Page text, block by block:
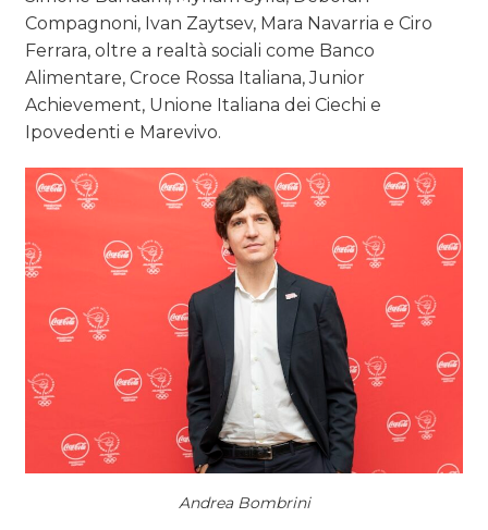
Compagnoni, Ivan Zaytsev, Mara Navarria e Ciro
Ferrara, oltre a realtà sociali come Banco
Alimentare, Croce Rossa Italiana, Junior
Achievement, Unione Italiana dei Ciechi e
Ipovedenti e Marevivo.
Andrea Bombrini